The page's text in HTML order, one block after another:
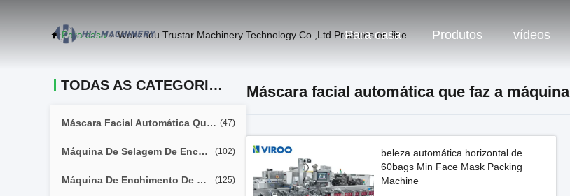
Para casa Produtos vídeos
Para casa Wenzhou Trustar Machinery Technology Co.,Ltd Produtos on-line
TODAS AS CATEGORIAS
Máscara Facial Automática Que Faz A Máquina (47)
Máquina De Selagem De Enchimento Do Tubo Macio (102)
Máquina De Enchimento De Seringa Pré-Preenchida (125)
Máscara facial automática que faz a máquina
beleza automática horizontal de
60bags Min Face Mask Packing
Machine